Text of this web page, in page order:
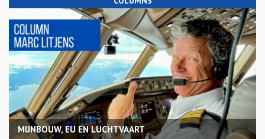
MIJNBOUW, EU EN LUCHTVAART